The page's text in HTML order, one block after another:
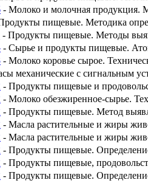
- Молоко и молочная продукция.
пищевые. Методика
- Продукты пищевые. Методы
- Сырье и продукты пищевые.
- Молоко коровье сырое.
механические с сигнальным
- Продукты пищевые и
- Молоко обезжиренное-сырье.
- Продукты пищевые. Метод
- Масла растительные и жиры
- Масла растительные и жиры
- Продукты пищевые.
- Продукты пищевые,
- Продукты пищевые.